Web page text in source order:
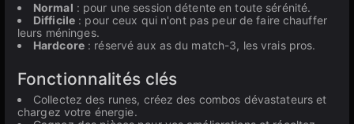
Normal : pour une session détente en toute sérénité.
Difficile : pour ceux qui n'ont pas peur de faire chauffer
leurs méninges.
Hardcore: réservé aux as du match-3, les vrais pros.
Fonctionnalités clés
Collectez des runes, créez des combos dévastateurs et
chargez votre énergie.